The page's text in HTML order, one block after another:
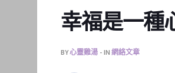
幸福是一種
BY心靈雞湯 IN 網絡文章